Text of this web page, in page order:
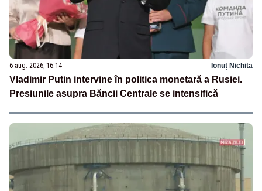
6 aug. 2026, 16:14 Ionuț Nichita
Vladimir Putin intervine în politica monetară a Rusiei.
Presiunile asupra Băncii Centrale se intensifică